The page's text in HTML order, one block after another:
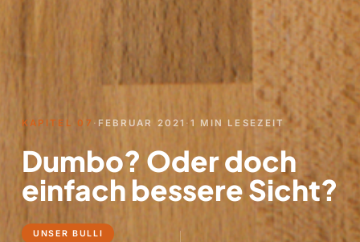
KAPITEL 07 · FEBRUAR 2021 · 1 MIN LESEZEIT
Dumbo? Oder doch
einfach bessere Sicht?
UNSER BULLI